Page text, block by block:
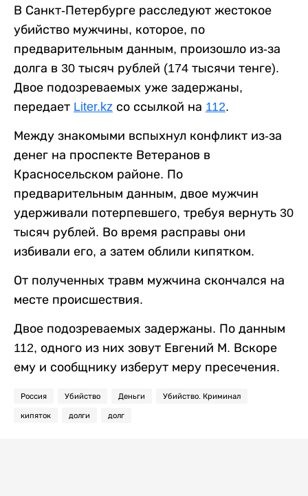
В Санкт-Петербурге расследуют жестокое
убийство мужчины, которое, по
предварительным данным, произошло из-за
долга в 30 тысяч рублей (174 тысячи тенге).
Двое подозреваемых уже задержаны,
передает Liter.kz со ссылкой на 112.
Между знакомыми вспыхнул конфликт из-за
денег на проспекте Ветеранов в
Красносельском районе. По
предварительным данным, двое мужчин
удерживали потерпевшего, требуя вернуть 30
тысяч рублей. Во время расправы они
избивали его, а затем облили кипятком.
От полученных травм мужчина скончался на
месте происшествия.
Двое подозреваемых задержаны. По данным
112, одного из них зовут Евгений М. Вскоре
ему и сообщнику изберут меру пресечения.
Россия Убийство Деньги Убийство. Криминал
кипяток долги долг